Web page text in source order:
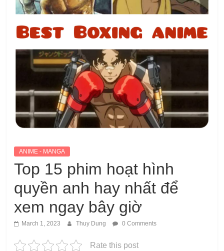
ANIME - MANGA
Top 15 phim hoạt hình
quyền anh hay nhất để
xem ngay bây giờ
March 1, 2023 Thuy Dung 0 Comments
Rate this post